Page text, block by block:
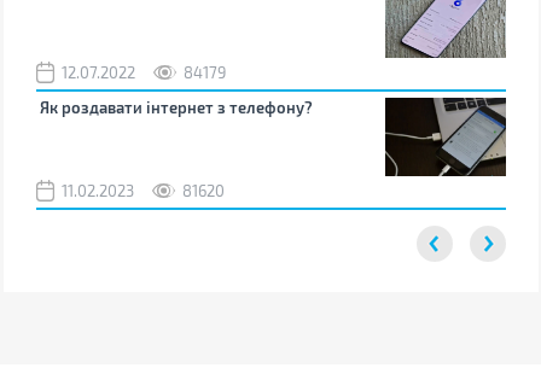
12.07.2022
84179
Як роздавати інтернет з телефону?
11.02.2023 81620